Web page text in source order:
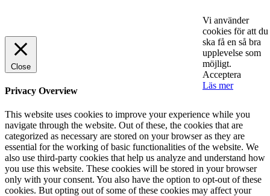
© 2025 StartUp Media. All Rights Reserved.Vi använder
cookies för att du
ska få en så bra
upplevelse som
möjligt.
Acceptera
Läs mer
Close
Privacy Overview
This website uses cookies to improve your experience while you
navigate through the website. Out of these, the cookies that are
categorized as necessary are stored on your browser as they are
essential for the working of basic functionalities of the website. We
also use third-party cookies that help us analyze and understand how
you use this website. These cookies will be stored in your browser
only with your consent. You also have the option to opt-out of these
cookies. But opting out of some of these cookies may affect your